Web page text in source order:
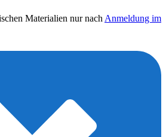
Materialien nur nach Anmeldung im